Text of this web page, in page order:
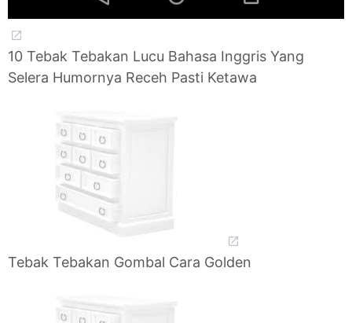
10 Tebak Tebakan Lucu Bahasa Inggris Yang
Selera Humornya Receh Pasti Ketawa
Tebak Tebakan Gombal Cara Golden